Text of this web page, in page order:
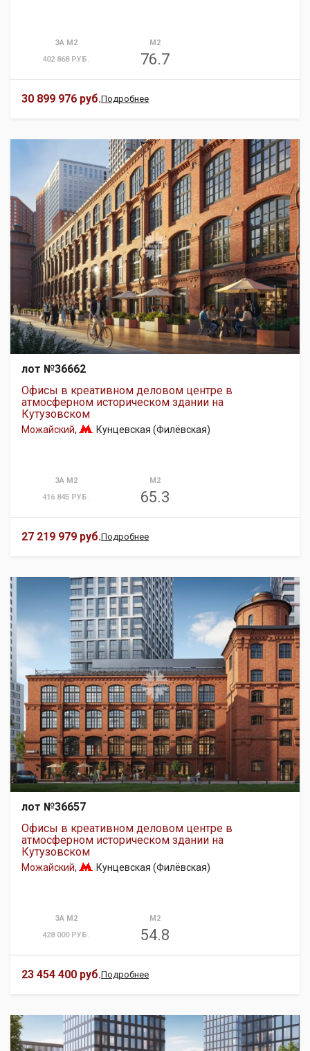
ЗА М2
402 868 РУБ.
М2
76.7
30 899 976 руб.Подробнее
лот №36662
Офисы в креативном деловом центре в
атмосферном историческом здании на
Кутузовском
Можайский, Кунцевская (Филёвская)
ЗА М2
416 845 РУБ.
М2
65.3
27 219 979 руб.Подробнее
лот №36657
Офисы в креативном деловом центре в
атмосферном историческом здании на
Кутузовском
Можайский, Кунцевская (Филёвская)
ЗА М2
428 000 РУБ.
М2
54.8
23 454 400 руб.Подробнее